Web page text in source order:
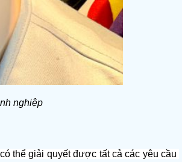
nghiệp
thể giải quyết được tất cả các yêu cầu